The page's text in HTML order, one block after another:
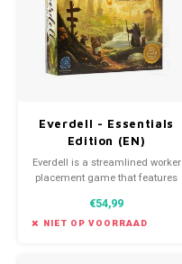
Everdell - Essentials
Edition (EN)
Everdell is a streamlined worker
placement game that features
through stunning artwork. This
Essentials Edition contains all
€54,99
NIET OP VOORRAAD